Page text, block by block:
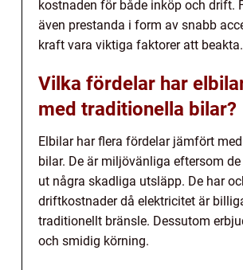
kostnaden för både inköp och drift.
även prestanda i form av snabb
kraft vara viktiga faktorer att beakta.
Vilka fördelar har
med traditionella bilar?
Elbilar har flera fördelar jämfört
bilar. De är miljövänliga eftersom
ut några skadliga utsläpp. De har
driftkostnader då elektricitet är
traditionellt bränsle. Dessutom
och smidig körning.